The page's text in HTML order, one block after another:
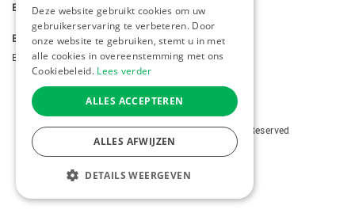
E. info@kiddotravel.be
BTW
BE 0685795740
KIES EEN BESTEMMING
Copyright © 2026 Kiddotravel. All Rights Reserved
webdesignby conversal
ENGLISH
Deze website gebruikt cookies om uw
gebruikerservaring te verbeteren. Door
onze website te gebruiken, stemt u in met
alle cookies in overeenstemming met ons
Cookiebeleid. Lees verder
ALLES ACCEPTEREN
ALLES AFWIJZEN
DETAILS WEERGEVEN
STRIKT NOODZAKELIJK